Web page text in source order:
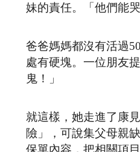
妹的責任。「他們能
爸爸媽媽都沒有活過
處有硬塊。一位朋友
鬼！」
就這樣，她走進了康
險」，可說集父母親
保單內容，把相關項目